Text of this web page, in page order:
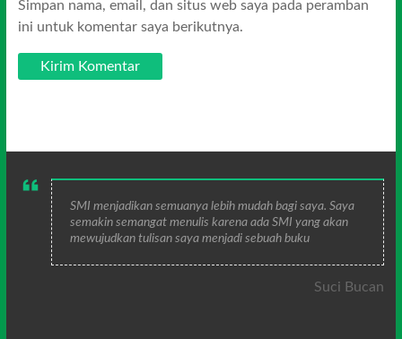
Simpan nama, email, dan situs web saya pada peramban
ini untuk komentar saya berikutnya.
SMI menjadikan semuanya lebih mudah bagi saya. Saya
semakin semangat menulis karena ada SMI yang akan
mewujudkan tulisan saya menjadi sebuah buku
Suci Bucan